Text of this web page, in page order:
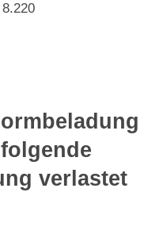
verlastet